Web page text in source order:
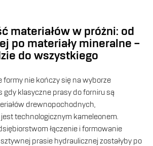
materiałów w próżni: od
po materiały mineralne –
do wszystkiego
formy nie kończy się na wyborze
gdy klasyczne prasy do forniru są
drewnopochodnych,
jest technologicznym kameleonem.
łączenie i formowanie
prasie hydraulicznej zostałyby po